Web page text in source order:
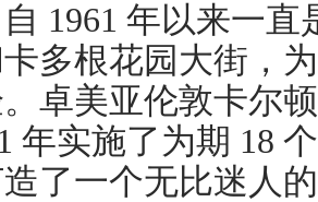
1961 年以来一
多根花园大街，
卓美亚伦敦卡尔
年实施了为期 18
了一个无比迷人